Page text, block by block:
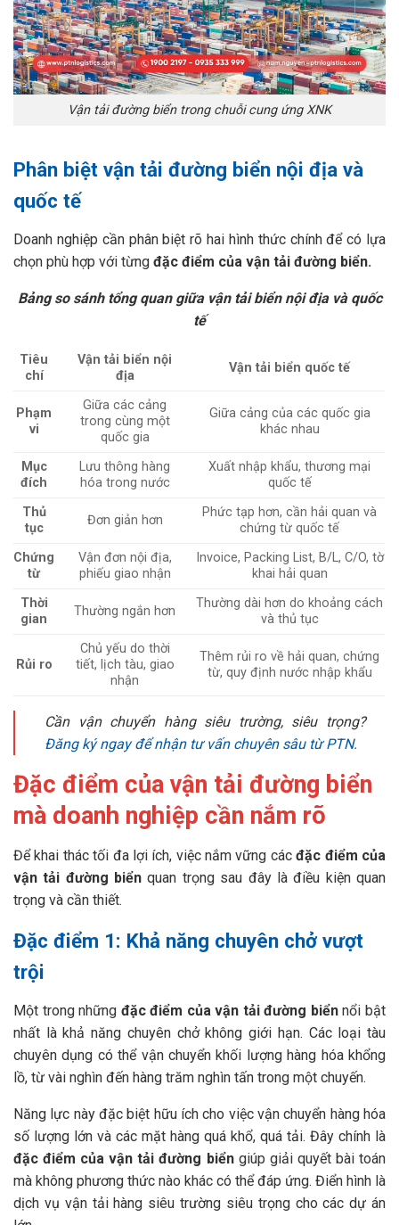
Vận tải đường biển trong chuỗi cung ứng XNK
Phân biệt vận tải đường biển nội địa và
quốc tế
Doanh nghiệp cần phân biệt rõ hai hình thức chính để có lựa
chọn phù hợp với từng đặc điểm của vận tải đường biển.
Bảng so sánh tổng quan giữa vận tải biển nội địa và quốc
tế
Tiêu
chí
Vận tải biển nội
địa
Vận tải biển quốc tế
Phạm
vi
Giữa các cảng
trong cùng một
quốc gia
Giữa cảng của các quốc gia
khác nhau
Mục
đích
Lưu thông hàng
hóa trong nước
Xuất nhập khẩu, thương mại
quốc tế
Thủ
tục
Đơn giản hơn
Phức tạp hơn, cần hải quan và
chứng từ quốc tế
Chứng
từ
Vận đơn nội địa,
phiếu giao nhận
Invoice, Packing List, B/L, C/O, tờ
khai hải quan
Thời
gian
Thường ngắn hơn
Thường dài hơn do khoảng cách
và thủ tục
Rủi ro
Chủ yếu do thời
tiết, lịch tàu, giao
nhận
Thêm rủi ro về hải quan, chứng
từ, quy định nước nhập khẩu
Cần vận chuyển hàng siêu trường, siêu trọng?
Đăng ký ngay để nhận tư vấn chuyên sâu từ PTN.
Đặc điểm của vận tải đường biển
mà doanh nghiệp cần nắm rõ
Để khai thác tối đa lợi ích, việc nắm vững cácđặc điểm của
vận tải đường biển quan trọng sau đây là điều kiện quan
trọng và cần thiết.
Đặc điểm 1: Khả năng chuyên chở vượt
trội
Một trong những đặc điểm của vận tải đường biểnnổi bật
nhất là khả năng chuyên chở không giới hạn. Các loại tàu
chuyên dụng có thể vận chuyển khối lượng hàng hóa khổng
lồ, từ vài nghìn đến hàng trăm nghìn tấn trong một chuyến.
Năng lực này đặc biệt hữu ích cho việc vận chuyển hàng hóa
số lượng lớn và các mặt hàng quá khổ, quá tải. Đây chính là
đặc điểm của vận tải đường biểngiúp giải quyết bài toán
mà không phương thức nào khác có thể đáp ứng. Điển hình là
dịch vụ vận tải hàng siêu trường siêu trọng cho các dự án